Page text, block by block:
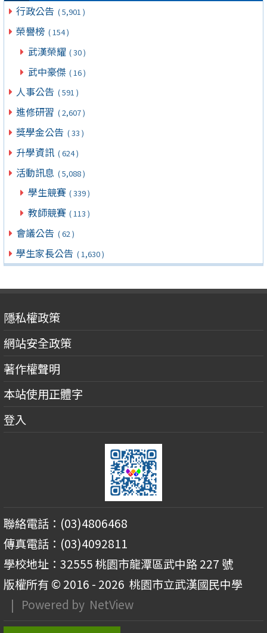
行政公告 ( 5,901 )
榮譽榜 ( 154 )
武漢榮耀 ( 30 )
武中豪傑 ( 16 )
人事公告 ( 591 )
進修研習 ( 2,607 )
獎學金公告 ( 33 )
升學資訊 ( 624 )
活動訊息 ( 5,088 )
學生競賽 ( 339 )
教師競賽 ( 113 )
會議公告 ( 62 )
學生家長公告 ( 1,630 )
隱私權政策
網站安全政策
著作權聲明
本站使用正體字
登入
聯絡電話：(03)4806468
傳真電話：(03)4092811
學校地址：32555 桃園市龍潭區武中路 227 號
版權所有 © 2016 - 2026 桃園市立武漢國民中學
| Powered by NetView